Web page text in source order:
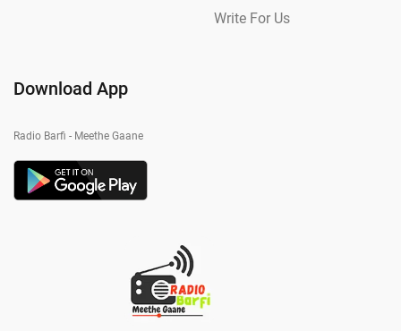
Write For Us
Download App
Radio Barfi - Meethe Gaane